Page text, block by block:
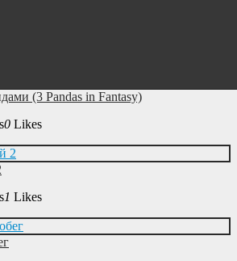
(3 Pandas in Fantasy)
0 Likes
1 Likes